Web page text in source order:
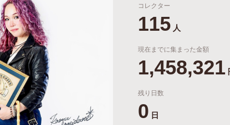
ュレーターから探す 最新進捗報告から探す
調達額が大きいプロジェクト
コレクター
115 人
現在までに集まった金額
1,458,321
残り日数
0 日